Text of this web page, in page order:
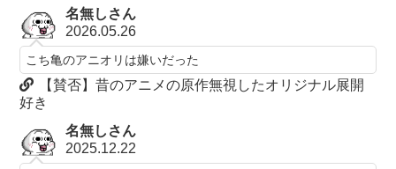
名無しさん
2026.05.26
こち亀のアニオリは嫌いだった
【賛否】昔のアニメの原作無視したオリジナル展開
好き
名無しさん
2025.12.22